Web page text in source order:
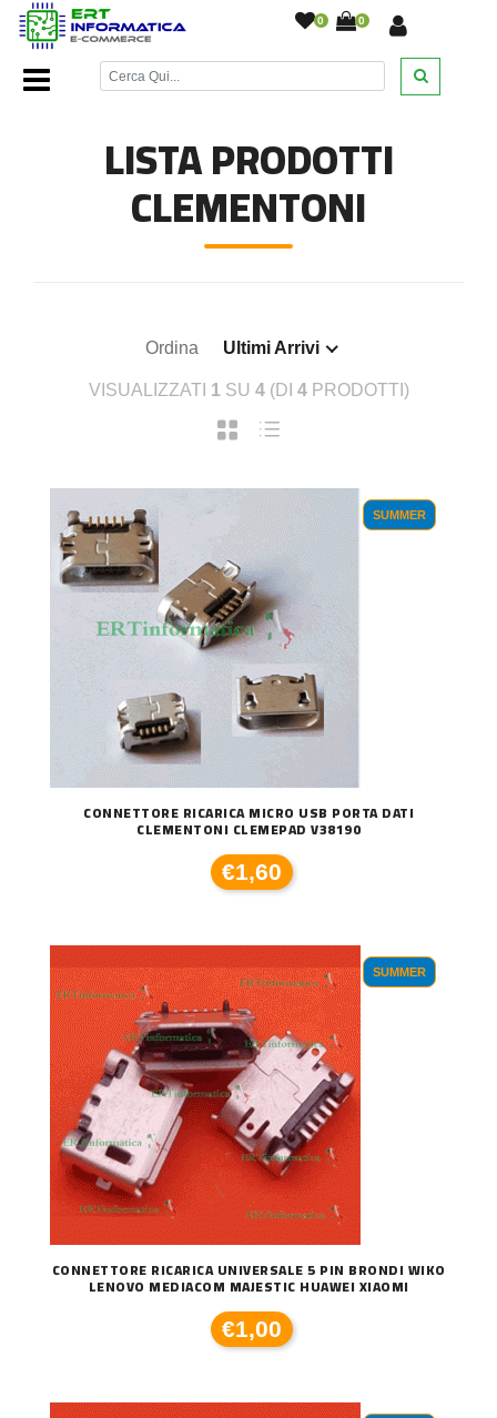
0 0
Home Page/Ricambi smartphone e tablet/Clementoni
LISTA PRODOTTI
CLEMENTONI
Ordina Ultimi Arrivi
VISUALIZZATI 1 SU 4(DI 4PRODOTTI)
SUMMER
CONNETTORE RICARICA MICRO USB PORTA DATI
CLEMENTONI CLEMEPAD V38190
€1,60
SUMMER
CONNETTORE RICARICA UNIVERSALE 5 PIN BRONDI WIKO
LENOVO MEDIACOM MAJESTIC HUAWEI XIAOMI
€1,00